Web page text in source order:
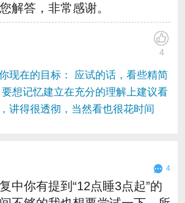
解答，非常感谢。
4
现在的目标： 应试的话，看些精简
想记忆建立在充分的理解上建议看
讲得很透彻，当然看也很花时间
4
中你有提到“12点睡3点起”的